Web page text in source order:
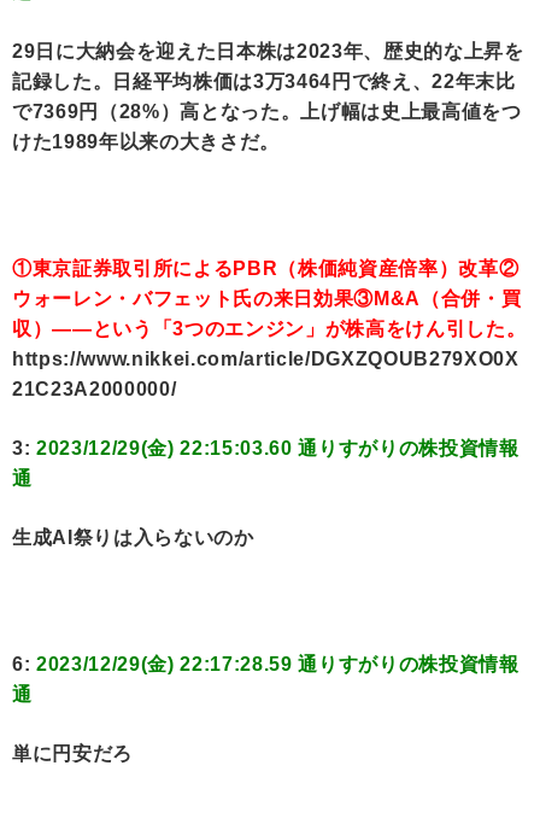
29日に大納会を迎えた日本株は2023年、歴史的な上昇を
記録した。日経平均株価は3万3464円で終え、22年末比
で7369円（28%）高となった。上げ幅は史上最高値をつ
けた1989年以来の大きさだ。
①東京証券取引所によるPBR（株価純資産倍率）改革②
ウォーレン・バフェット氏の来日効果③M&A（合併・買
収）――という「3つのエンジン」が株高をけん引した。
https://www.nikkei.com/article/DGXZQOUB279XO0X
21C23A2000000/
3: 2023/12/29(金) 22:15:03.60 通りすがりの株投資情報
通
生成AI祭りは入らないのか
6: 2023/12/29(金) 22:17:28.59 通りすがりの株投資情報
通
単に円安だろ